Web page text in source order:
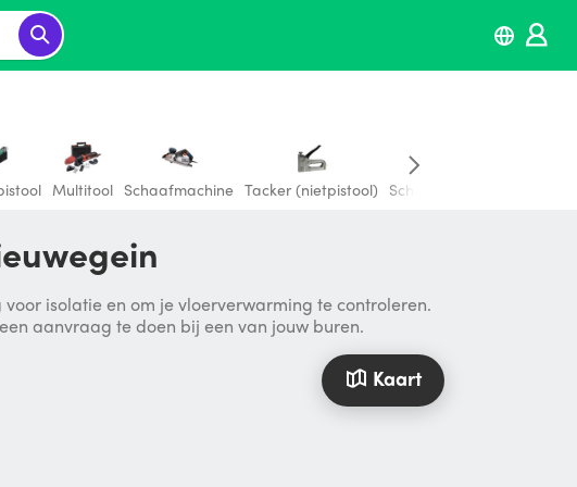
Multitool Schaafmachine Tacker (nietpistool) Schroefmachine
isolatie en om je vloerverwarming te controleren.
aanvraag te doen bij een van jouw buren.
Kaart